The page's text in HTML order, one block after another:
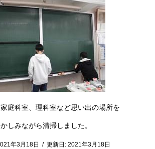
庭科室、理科室など思い出の場所を
しみながら清掃しました。
年3月18日 / 更新日: 2021年3月18日